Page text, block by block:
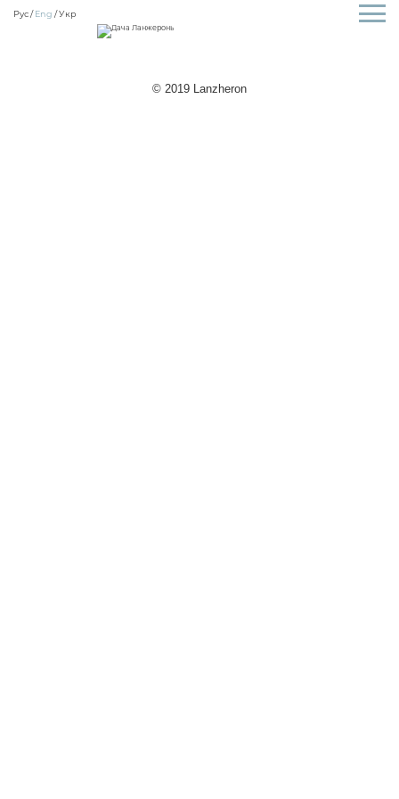
Рус Eng Укр
© 2019 Lanzheron